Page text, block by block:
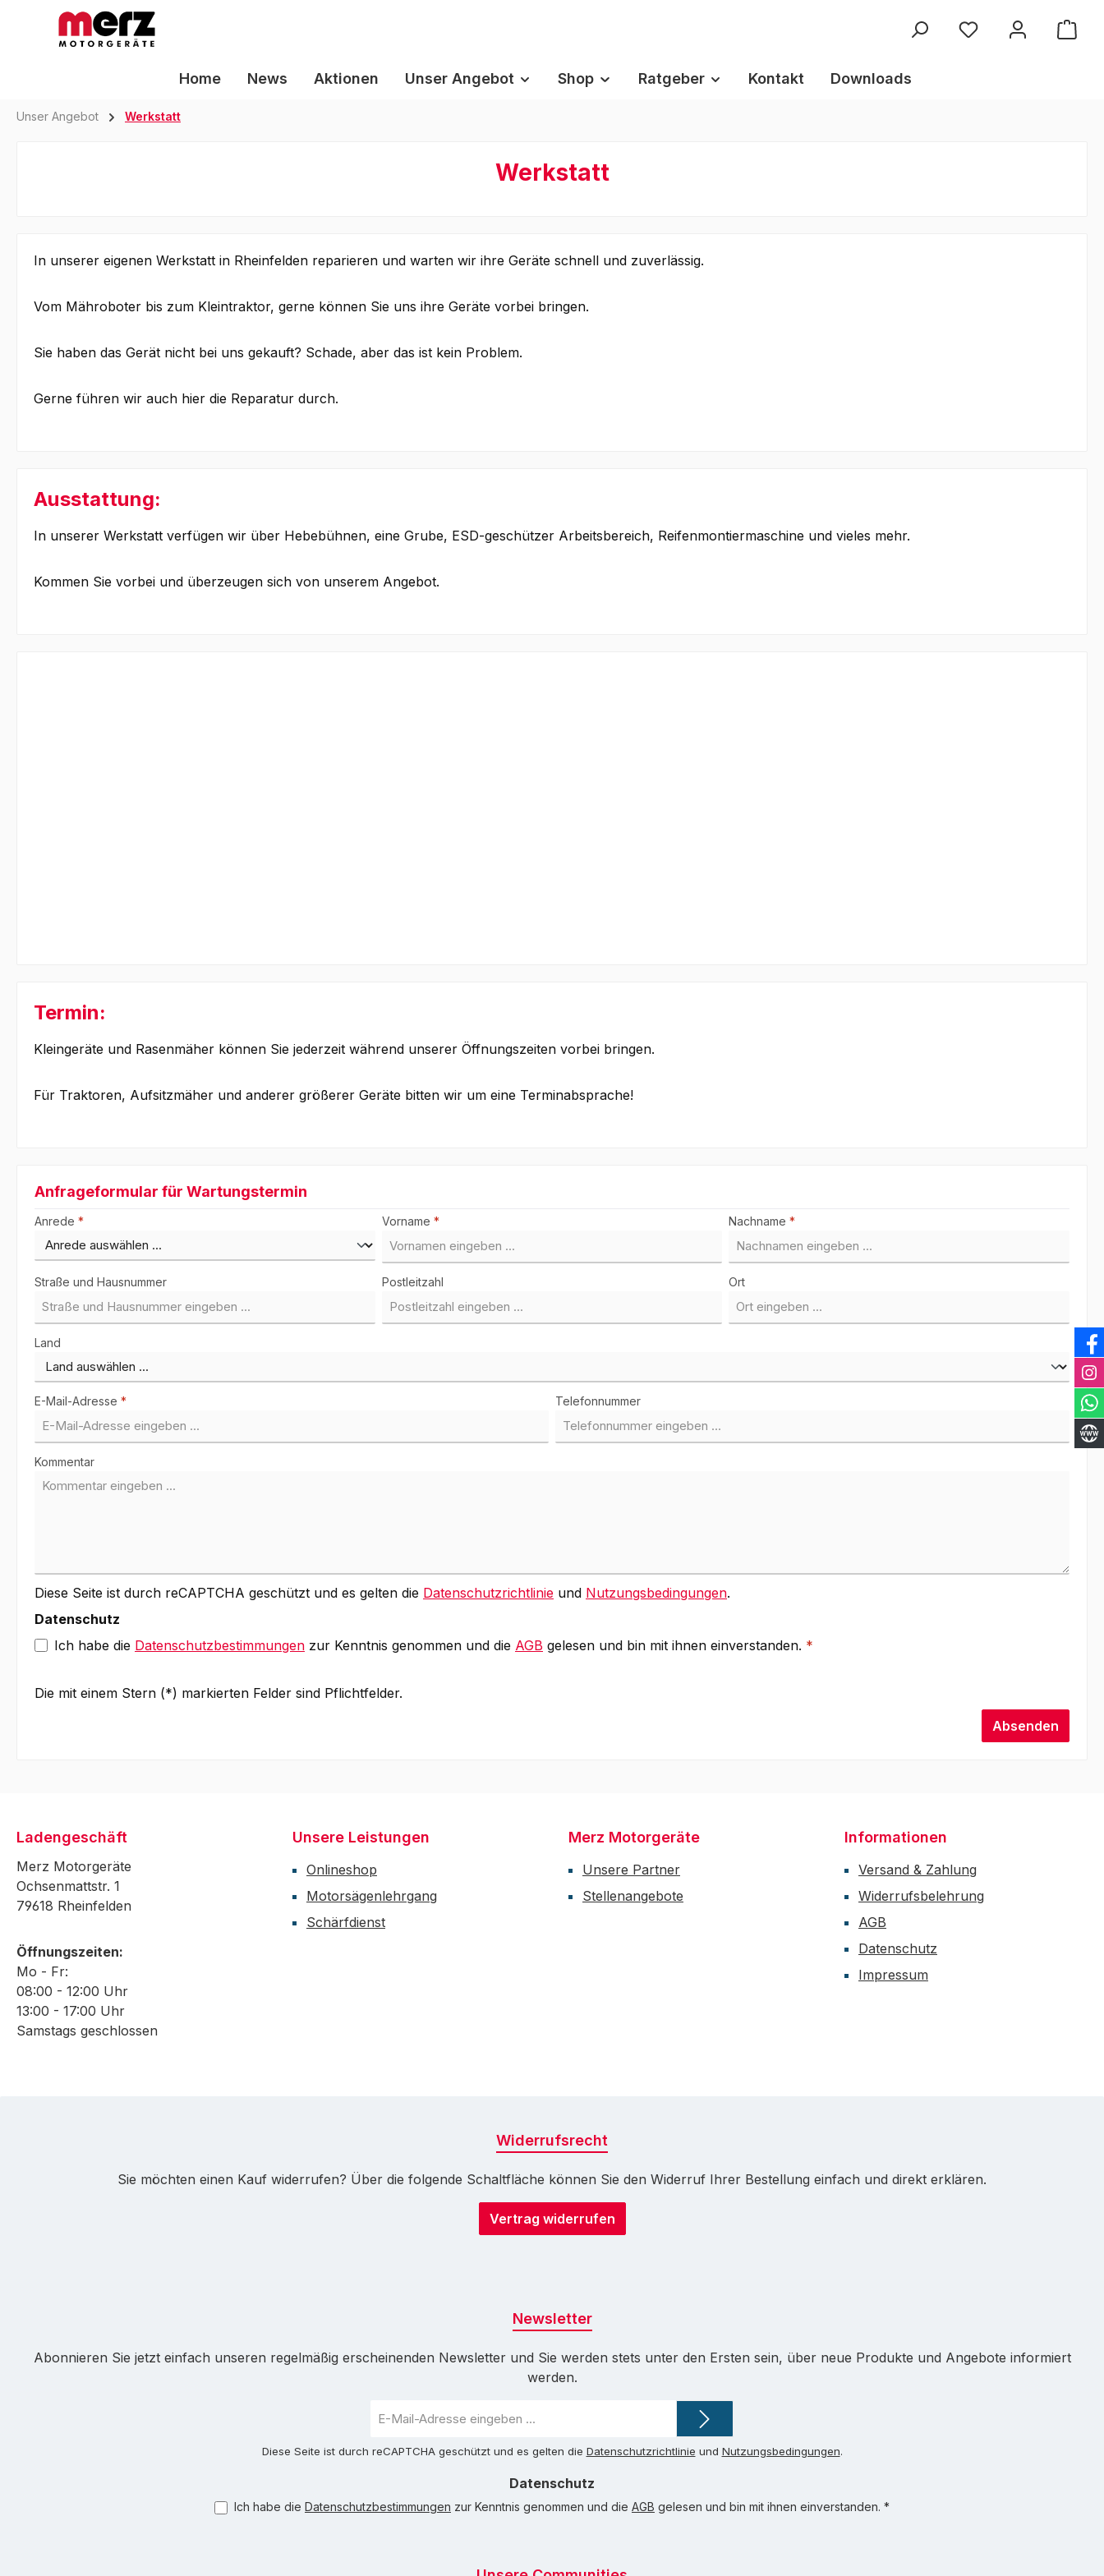
Hauptinhalt springen
Zur Suche springen
Zur Hauptnavigation springen
Home News Aktionen Unser Angebot Shop Ratgeber Kontakt Downloads
Unser Angebot Werkstatt
Werkstatt
In unserer eigenen Werkstatt in Rheinfelden reparieren und warten wir ihre Geräte schnell und zuverlässig.
Vom Mähroboter bis zum Kleintraktor, gerne können Sie uns ihre Geräte vorbei bringen.
Sie haben das Gerät nicht bei uns gekauft? Schade, aber das ist kein Problem.
Gerne führen wir auch hier die Reparatur durch.
Ausstattung:
In unserer Werkstatt verfügen wir über Hebebühnen, eine Grube, ESD-geschützer Arbeitsbereich, Reifenmontiermaschine und vieles mehr.
Kommen Sie vorbei und überzeugen sich von unserem Angebot.
Termin:
Kleingeräte und Rasenmäher können Sie jederzeit während unserer Öffnungszeiten vorbei bringen.
Für Traktoren, Aufsitzmäher und anderer größerer Geräte bitten wir um eine Terminabsprache!
Anfrageformular für Wartungstermin
Anrede * Vorname * Nachname*
Straße und Hausnummer Postleitzahl Ort
Land
E-Mail-Adresse * Telefonnummer
Kommentar
Diese Seite ist durch reCAPTCHA geschützt und es gelten die Datenschutzrichtlinie und Nutzungsbedingungen.
Datenschutz
Ich habe die Datenschutzbestimmungen zur Kenntnis genommen und die AGB gelesen und bin mit ihnen einverstanden. *
Die mit einem Stern (*) markierten Felder sind Pflichtfelder.
Absenden
Ladengeschäft
Merz Motorgeräte
Ochsenmattstr. 1
79618 Rheinfelden
Öffnungszeiten:
Mo - Fr:
08:00 - 12:00 Uhr
13:00 - 17:00 Uhr
Samstags geschlossen
Unsere Leistungen
Onlineshop
Motorsägenlehrgang
Schärfdienst
Merz Motorgeräte
Unsere Partner
Stellenangebote
Informationen
Versand & Zahlung
Widerrufsbelehrung
AGB
Datenschutz
Impressum
Widerrufsrecht
Sie möchten einen Kauf widerrufen? Über die folgende Schaltfläche können Sie den Widerruf Ihrer Bestellung einfach und direkt erklären.
Vertrag widerrufen
Newsletter
Abonnieren Sie jetzt einfach unseren regelmäßig erscheinenden Newsletter und Sie werden stets unter den Ersten sein, über neue Produkte und Angebote informiert
werden.
Mail-
Diese Seite ist durch reCAPTCHA geschützt und es gelten die Datenschutzrichtlinie und Nutzungsbedingungen.
Datenschutz
Ich habe die Datenschutzbestimmungen zur Kenntnis genommen und die AGB gelesen und bin mit ihnen einverstanden. *